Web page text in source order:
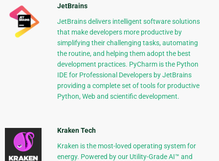
JetBrains
JetBrains delivers intelligent software solutions
that make developers more productive by
simplifying their challenging tasks, automating
the routine, and helping them adopt the best
development practices. PyCharm is the Python
IDE for Professional Developers by JetBrains
providing a complete set of tools for productive
Python, Web and scientific development.
Kraken Tech
Kraken is the most-loved operating system for
energy. Powered by our Utility-Grade AI™ and